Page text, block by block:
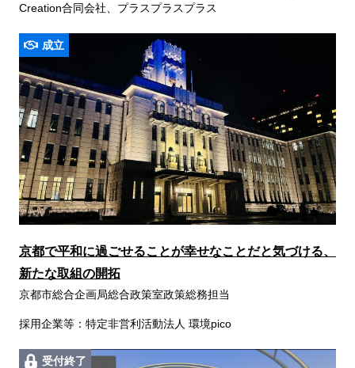
Creation合同会社、プラスプラスプラス
成立
京都で平和に過ごせることが幸せなことだと気づける、
新たな取組の開拓
京都市総合企画局総合政策室政策総務担当
採用企業等：特定非営利活動法人 環境pico
受付終了